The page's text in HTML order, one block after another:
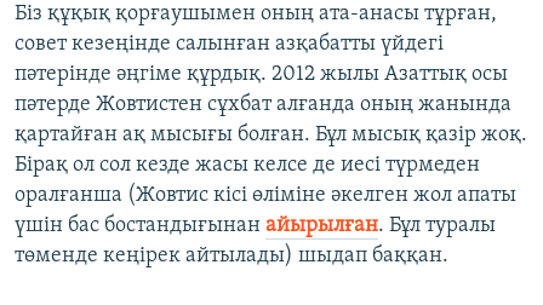
Біз құқық қорғаушымен оның ата-анасы тұрған,
совет кезеңінде салынған азқабатты үйдегі
пәтерінде әңгіме құрдық. 2012 жылы Азаттық осы
пәтерде Жовтистен сұхбат алғанда оның жанында
қартайған ақ мысығы болған. Бұл мысық қазір жоқ.
Бірақ ол сол кезде жасы келсе де иесі түрмеден
оралғанша (Жовтис кісі өліміне әкелген жол апаты
үшін бас бостандығынан айырылған. Бұл туралы
төменде кеңірек айтылады) шыдап баққан.